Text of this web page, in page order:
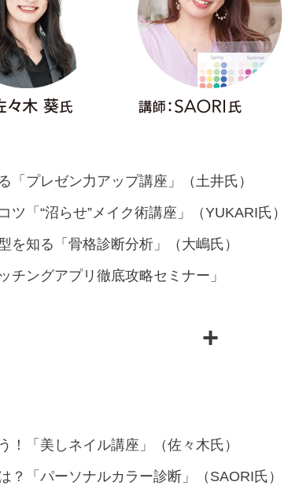
「プレゼン力アップ講座」（土井氏）
ツ「“沼らせ”メイク術講座」（YUKARI氏）
を知る「骨格診断分析」（大嶋氏）
チングアプリ徹底攻略セミナー」
+
！「美しネイル講座」（佐々木氏）
？「パーソナルカラー診断」（SAORI氏）